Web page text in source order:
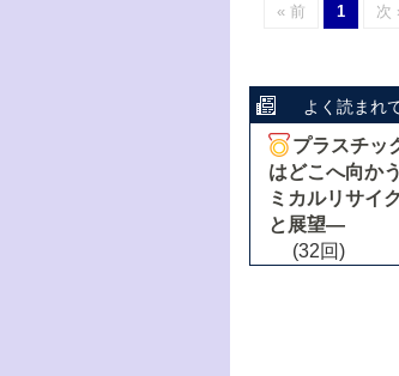
« 前 1 次
よく読まれ
プラスチッ
はどこへ向か
ミカルリサイ
と展望―
(32回)